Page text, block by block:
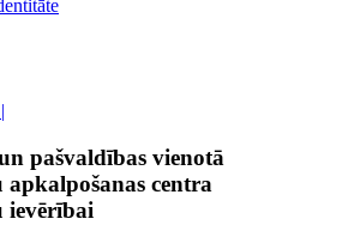
pašvaldības vienotā
apkalpošanas centra
ievērībai